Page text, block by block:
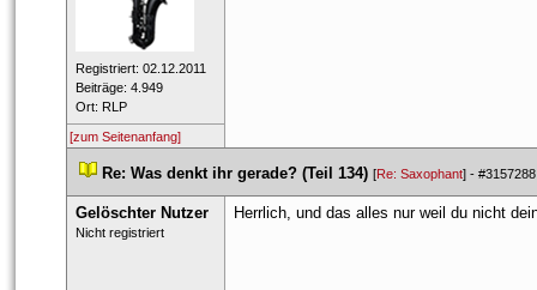
Registriert: 02.12.2011
Beiträge: 4.949
Ort: RLP
[zum Seitenanfang]
Re: Was denkt ihr gerade? (Teil 134) [Re: Saxophant] - #3157288
Gelöschter Nutzer
Nicht registriert
Herrlich, und das alles nur weil du nicht